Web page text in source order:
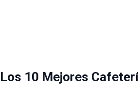
Los 10 Mejores